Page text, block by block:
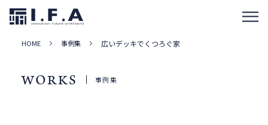
HOME 事例集 広いデッキでくつろぐ家
WORKS 事例集